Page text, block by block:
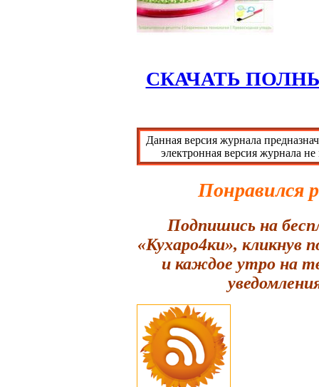
СКАЧАТЬ
Данная версия журнала
электронная версия журнала
Понравился
Подпишись на
«Кухаро4ки», кликнув
и каждое утро на